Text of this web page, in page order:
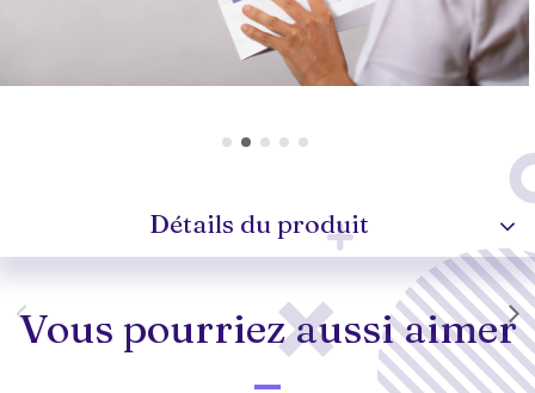
Détails du produit
Vous pourriez aussi aimer